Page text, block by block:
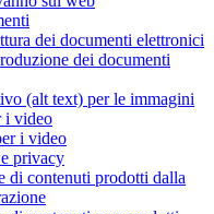
dei documenti elettronici
dei documenti
(alt text) per le immagini
i video
i video
privacy
di contenuti prodotti dalla